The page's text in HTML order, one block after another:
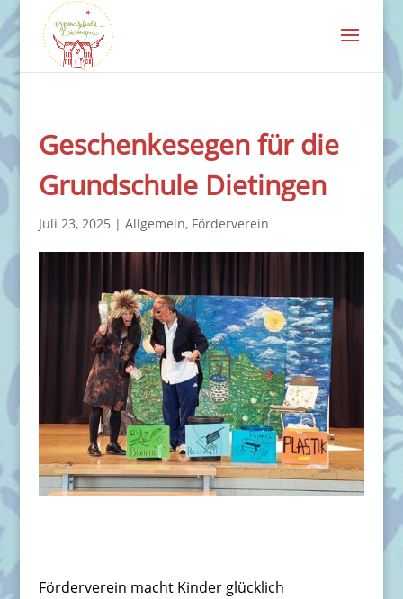
Geschenkesegen für die
Grundschule Dietingen
Juli 23, 2025 | Allgemein, Förderverein
Förderverein macht Kinder glücklich